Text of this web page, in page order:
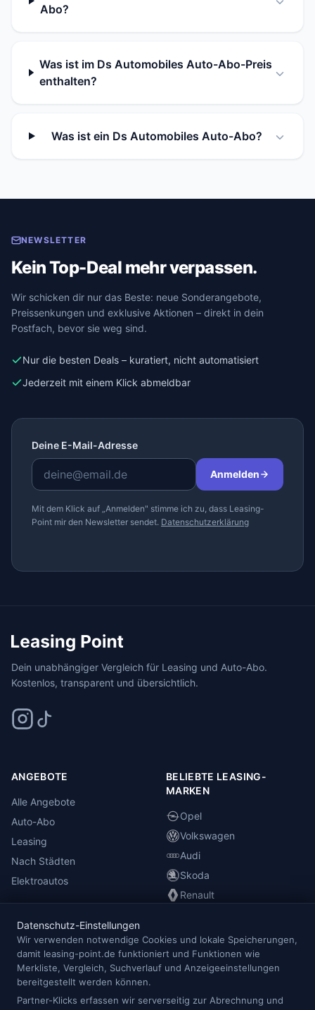
Abo?
Was ist im Ds Automobiles Auto-Abo-Preis
enthalten?
Was ist ein Ds Automobiles Auto-Abo?
NEWSLETTER
Kein Top-Deal mehr verpassen.
Wir schicken dir nur das Beste: neue Sonderangebote,
Preissenkungen und exklusive Aktionen – direkt in dein
Postfach, bevor sie weg sind.
Nur die besten Deals – kuratiert, nicht automatisiert
Jederzeit mit einem Klick abmeldbar
Deine E-Mail-Adresse
Anmelden
Mit dem Klick auf „Anmelden" stimme ich zu, dass Leasing-
Point mir den Newsletter sendet. Datenschutzerklärung
Dein unabhängiger Vergleich für Leasing und Auto-Abo.
Kostenlos, transparent und übersichtlich.
ANGEBOTE
Alle Angebote
Auto-Abo
Leasing
Nach Städten
Elektroautos
BELIEBTE LEASING-
MARKEN
Opel
Volkswagen
Audi
Skoda
Renault
INFORMATIONEN
Anbieterübersicht
Blog
Redaktion
Datenschutz-Einstellungen
Wir verwenden notwendige Cookies und lokale Speicherungen,
damit leasing-point.de funktioniert und Funktionen wie
Merkliste, Vergleich, Suchverlauf und Anzeigeeinstellungen
bereitgestellt werden können.
Partner-Klicks erfassen wir serverseitig zur Abrechnung und